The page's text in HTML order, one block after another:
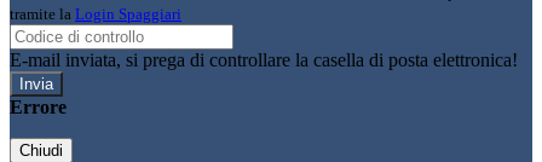
tramite la Login Spaggiari
E-mail inviata, si prega di controllare la casella di posta elettronica!
Errore
Chiudi